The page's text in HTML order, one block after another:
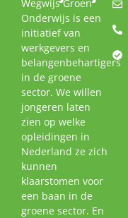
Wegwijs Groen
Onderwijs is een
initiatief van
werkgevers en
belangenbehartigers
in de groene
sector. We willen
jongeren laten
zien op welke
opleidingen in
Nederland ze zich
kunnen
klaarstomen voor
een baan in de
groene sector. En